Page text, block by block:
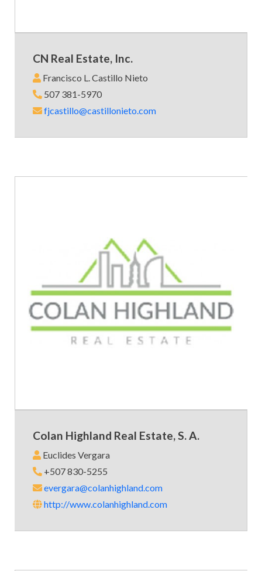
CN Real Estate, Inc.
Francisco L. Castillo Nieto
507 381-5970
fjcastillo@castillonieto.com
Colan Highland Real Estate, S. A.
Euclides Vergara
+507 830-5255
evergara@colanhighland.com
http://www.colanhighland.com